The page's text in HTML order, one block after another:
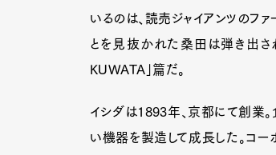
いるのは、読売ジャイアンツの
とを見抜かれた桑田は弾き出さ
KUWATA」篇だ。
イシダは1893年、京都にて創業
い機器を製造して成長した。コー